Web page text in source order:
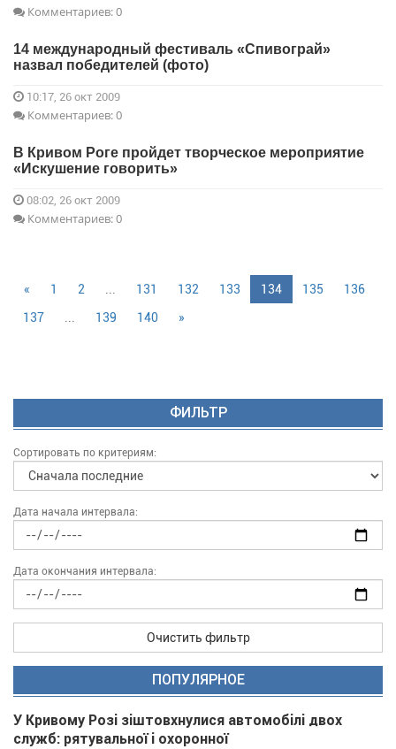
Комментариев: 0
14 международный фестиваль «Спивограй»
назвал победителей (фото)
10:17, 26 окт 2009
Комментариев: 0
В Кривом Роге пройдет творческое мероприятие
«Искушение говорить»
08:02, 26 окт 2009
Комментариев: 0
« 1 2 ... 131 132 133 134 135
136
137
... 139 140 »
ФИЛЬТР
Сортировать по критериям:
Дата начала интервала:
Дата окончания интервала:
Очистить фильтр
ПОПУЛЯРНОЕ
У Кривому Розі зіштовхнулися автомобілі двох
служб: рятувальної і охоронної